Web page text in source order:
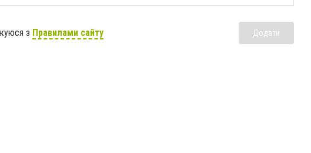
з Правилами сайту Додати